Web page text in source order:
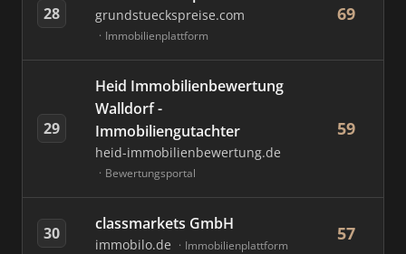
28 grundstueckspreise.com
Immobilienplattform
69
29
Heid Immobilienbewertung
Walldorf -
Immobiliengutachter
heid-immobilienbewertung.de
Bewertungsportal
59
30 classmarkets GmbH
immobilo.de Immobilienplattform
57